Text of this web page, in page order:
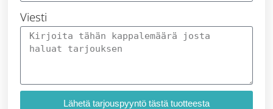
Viesti
Lähetä tarjouspyyntö tästä tuotteesta